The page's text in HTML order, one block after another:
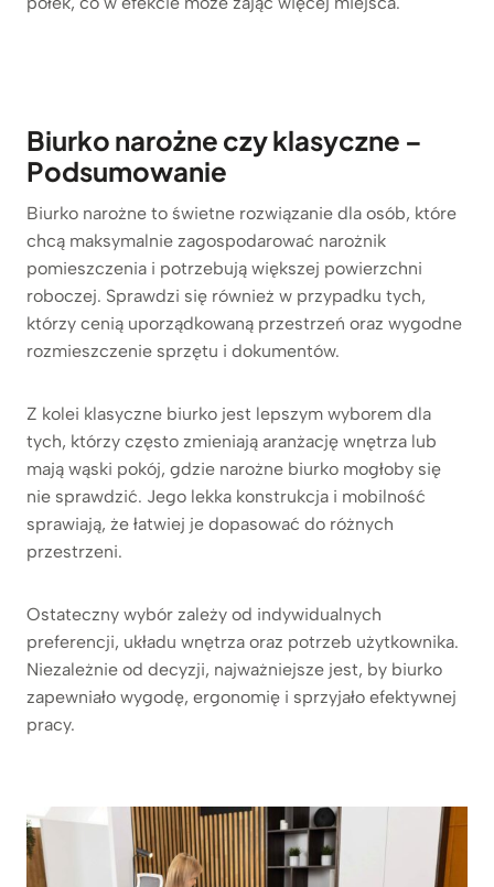
Biurko narożne czy klasyczne –
Podsumowanie
Biurko narożne to świetne rozwiązanie dla osób, które
chcą maksymalnie zagospodarować narożnik
pomieszczenia i potrzebują większej powierzchni
roboczej. Sprawdzi się również w przypadku tych,
którzy cenią uporządkowaną przestrzeń oraz wygodne
rozmieszczenie sprzętu i dokumentów.
Z kolei klasyczne biurko jest lepszym wyborem dla
tych, którzy często zmieniają aranżację wnętrza lub
mają wąski pokój, gdzie narożne biurko mogłoby się
nie sprawdzić. Jego lekka konstrukcja i mobilność
sprawiają, że łatwiej je dopasować do różnych
przestrzeni.
Ostateczny wybór zależy od indywidualnych
preferencji, układu wnętrza oraz potrzeb użytkownika.
Niezależnie od decyzji, najważniejsze jest, by biurko
zapewniało wygodę, ergonomię i sprzyjało efektywnej
pracy.